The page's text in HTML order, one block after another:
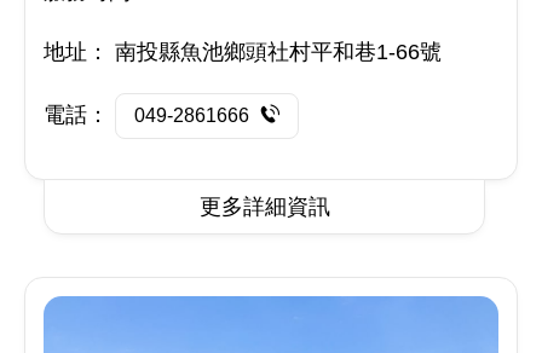
地址： 南投縣魚池鄉頭社村平和巷1-66號
電話： 049-2861666
更多詳細資訊